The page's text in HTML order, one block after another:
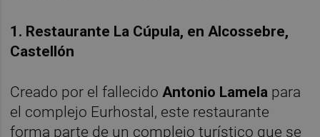
1. Restaurante La Cúpula, en Alcossebre,
Castellón
Creado por el fallecidoAntonio Lamela para
el complejo Eurhostal, este restaurante
forma parte de un complejo turístico que se